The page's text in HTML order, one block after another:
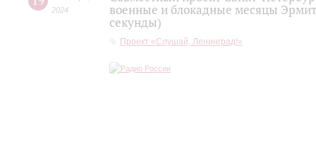
2024
военные и блокадные месяцы
секунды)
Проект «Слушай, Ленинград!»